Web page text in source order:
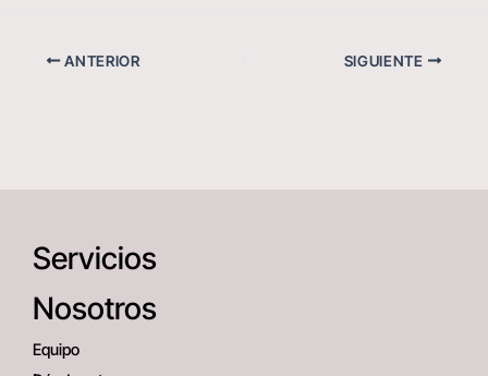
ANTERIOR SIGUIENTE
Servicios
Nosotros
Equipo